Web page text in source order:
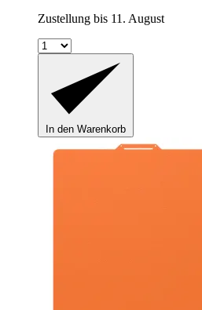
Zustellung bis 11. August
In den Warenkorb